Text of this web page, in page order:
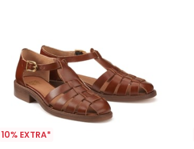
10% EXTRA*